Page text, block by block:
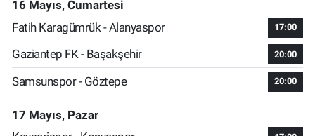
16 Mayıs, Cumartesi
Fatih Karagümrük - Alanyaspor
17:00
Gaziantep FK - Başakşehir 20:00
Samsunspor - Göztepe 20:00
17 Mayıs, Pazar